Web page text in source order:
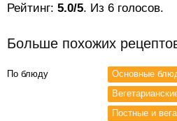
Рейтинг: 5.0/5. Из 6 голосов.
Больше похожих
По блюду Основные
Постные и